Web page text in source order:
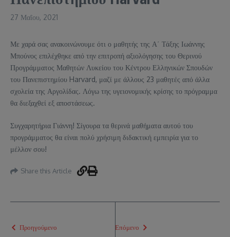
27 Μαΐου, 2021
Με χαρά σας ανακοινώνουμε ότι ο μαθητής της Α΄ Τάξης Ιωάννης
Μπούνος επιλέχθηκε από την επιτροπή αξιολόγησης του Θερινού
Προγράμματος Μαθητών Λυκείου του Κέντρου Ελληνικών Σπουδών
του Πανεπιστημίου Harvard, μαζί με άλλους 23 μαθητές από άλλα
σχολεία της Αργολίδας. Λόγω της υγειονομικής κρίσης το πρόγραμμα
θα διεξαχθεί εξ αποστάσεως.
Συγχαρητήρια Γιάννη! Σίγουρα τα θερινά μαθήματα αυτού του
προγράμματος θα είναι πολύ χρήσιμη διδακτική εμπειρία για το
μέλλον σου!
Share this Article
Προηγούμενο Επόμενο